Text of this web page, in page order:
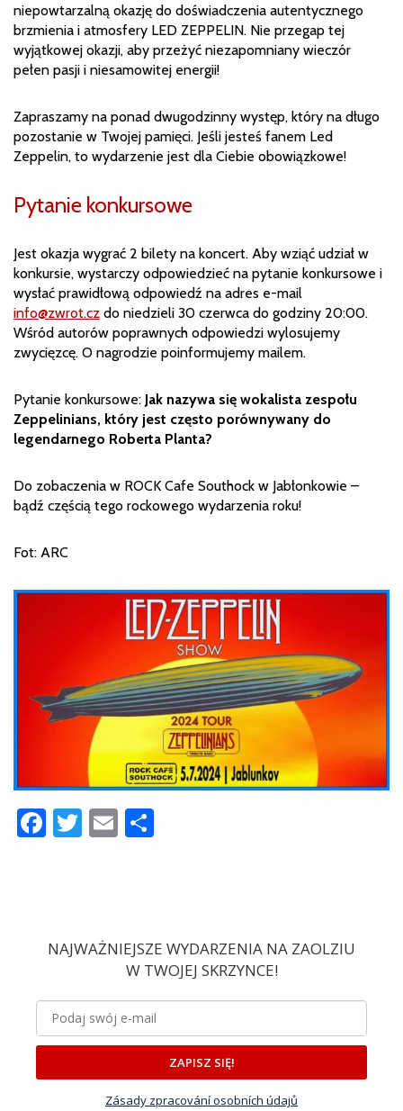
niepowtarzalną okazję do doświadczenia autentycznego
brzmienia i atmosfery LED ZEPPELIN. Nie przegap tej
wyjątkowej okazji, aby przeżyć niezapomniany wieczór
pełen pasji i niesamowitej energii!
Zapraszamy na ponad dwugodzinny występ, który na długo
pozostanie w Twojej pamięci. Jeśli jesteś fanem Led
Zeppelin, to wydarzenie jest dla Ciebie obowiązkowe!
Pytanie konkursowe
Jest okazja wygrać 2 bilety na koncert. Aby wziąć udział w
konkursie, wystarczy odpowiedzieć na pytanie konkursowe i
wysłać prawidłową odpowiedź na adres e-mail
info@zwrot.cz do niedzieli 30 czerwca do godziny 20:00.
Wśród autorów poprawnych odpowiedzi wylosujemy
zwycięzcę. O nagrodzie poinformujemy mailem.
Pytanie konkursowe: Jak nazywa się wokalista zespołu
Zeppelinians, który jest często porównywany do
legendarnego Roberta Planta?
Do zobaczenia w ROCK Cafe Southock w Jabłonkowie –
bądź częścią tego rockowego wydarzenia roku!
Fot: ARC
Facebook
Twitter
Email
NAJWAŻNIEJSZE WYDARZENIA NA ZAOLZIU
W TWOJEJ SKRZYNCE!
ZAPISZ SIĘ!
Zásady zpracování osobních údajů